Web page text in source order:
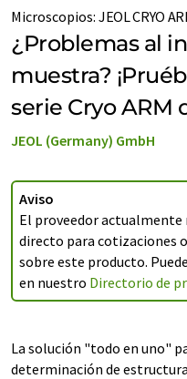
Microscopios: JEOL CRYO
¿Problemas al
muestra?
serie Cryo ARM
JEOL (Germany) GmbH
Aviso
El proveedor
directo para cotizaciones
sobre este producto.
en nuestro Directorio de
La solución "todo en uno"
determinación de